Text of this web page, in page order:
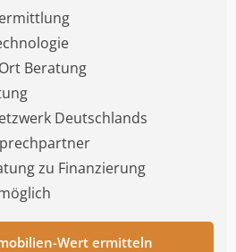
Beratung
Deutschlands
zu Finanzierung
Wert ermitteln